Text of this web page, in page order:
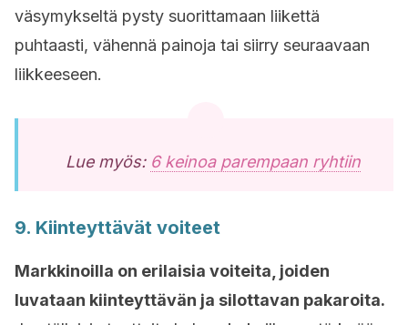
väsymykseltä pysty suorittamaan liikettä
puhtaasti, vähennä painoja tai siirry seuraavaan
liikkeeseen.
Lue myös: 6 keinoa parempaan ryhtiin
9. Kiinteyttävät voiteet
Markkinoilla on erilaisia voiteita, joiden
luvataan kiinteyttävän ja silottavan pakaroita.